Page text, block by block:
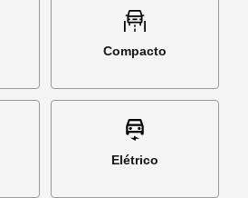
Compacto
Elétrico